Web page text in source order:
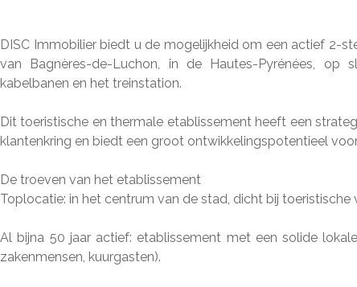
DISC Immobilier biedt u de mogelijkheid om een actief 2-
van Bagnères-de-Luchon, in de Hautes-Pyrénées,
kabelbanen en het treinstation.
Dit toeristische en thermale etablissement heeft een
klantenkring en biedt een groot ontwikkelingspotentieel
De troeven van het etablissement
Toplocatie: in het centrum van de stad, dicht bij toeristische
Al bijna 50 jaar actief: etablissement met een solide
zakenmensen, kuurgasten).